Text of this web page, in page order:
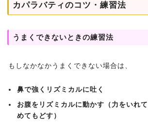
カパラバティのコツ・練習法
うまくできないときの練習法
もしなかなかうまくできない場合は、
鼻で強くリズミカルに吐く
お腹をリズミカルに動かす（力をいれ
めてもどす）